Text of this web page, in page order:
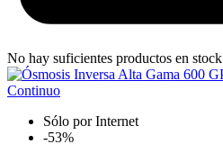
No hay suficientes productos en stock
Sólo por Internet
-53%